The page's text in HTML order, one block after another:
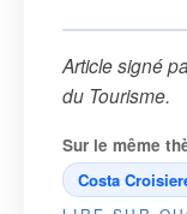
Article signé
du Tourisme.
Sur le même
Costa